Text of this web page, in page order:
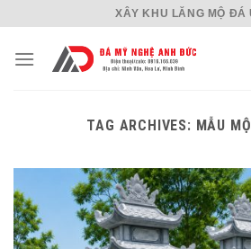
content
XÂY KHU LĂNG MỘ ĐÁ
TAG ARCHIVES: MẪU